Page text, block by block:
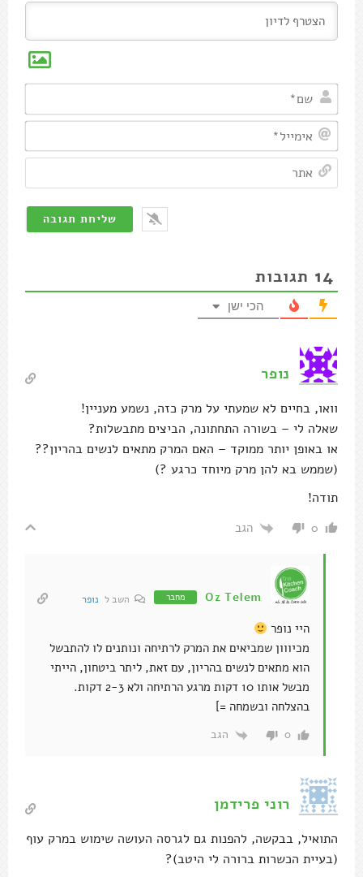
14 תגובות
הכי ישן
נופר
וואו, בחיים לא שמעתי על מרק כזה, נשמע מעניין!
שאלה לי – בשורה התחתונה, הביצים מתבשלות?
או באופן יותר ממוקד – האם המרק מתאים לנשים בהריון??
(שממש בא להן מרק מיוחד כרגע ?)
תודה!
0 הגב
Oz Telem מחבר השב ל נופר
היי נופר
מכיווון שמביאים את המרק לרתיחה ונותנים לו להתבשל
הוא מתאים לנשים בהריון, עם זאת, ליתר ביטחון, הייתי
מבשל אותו 10 דקות מרגע הרתיחה ולא 2-3 דקות.
בהצלחה ובשמחה =]
0 הגב
רוני פרידמן
התואיל, בבקשה, להפנות גם לגרסה העושה שימוש במרק עוף
(בעיית הכשרות ברורה לי היטב)?